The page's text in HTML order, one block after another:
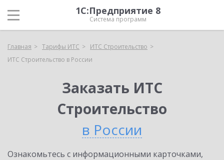
1С:Предприятие 8
Система программ
Главная Тарифы ИТС
ИТС Строительство
ИТС Строительство в России
Заказать ИТС
Строительство
в России
Ознакомьтесь с информационными карточками,